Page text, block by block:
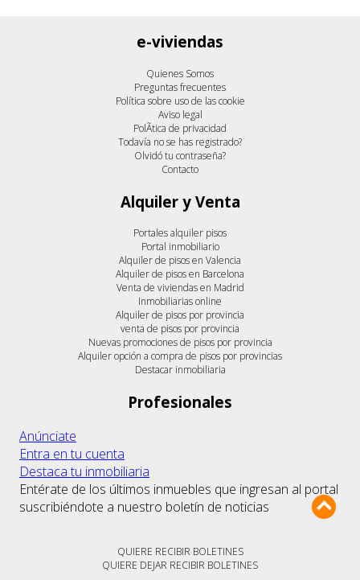
e-viviendas
Quienes Somos
Preguntas frecuentes
Política sobre uso de las cookie
Aviso legal
PolÃ­tica de privacidad
Todavía no se has registrado?
Olvidó tu contraseña?
Contacto
Alquiler y Venta
Portales alquiler pisos
Portal inmobiliario
Alquiler de pisos en Valencia
Alquiler de pisos en Barcelona
Venta de viviendas en Madrid
Inmobiliarias online
Alquiler de pisos por provincia
venta de pisos por provincia
Nuevas promociones de pisos por provincia
Alquiler opción a compra de pisos por provincias
Destacar inmobiliaria
Profesionales
Anúnciate
Entra en tu cuenta
Destaca tu inmobiliaria
Entérate de los últimos inmuebles que ingresan al portal
suscribiéndote a nuestro boletín de noticias
QUIERE RECIBIR BOLETINES
QUIERE DEJAR RECIBIR BOLETINES